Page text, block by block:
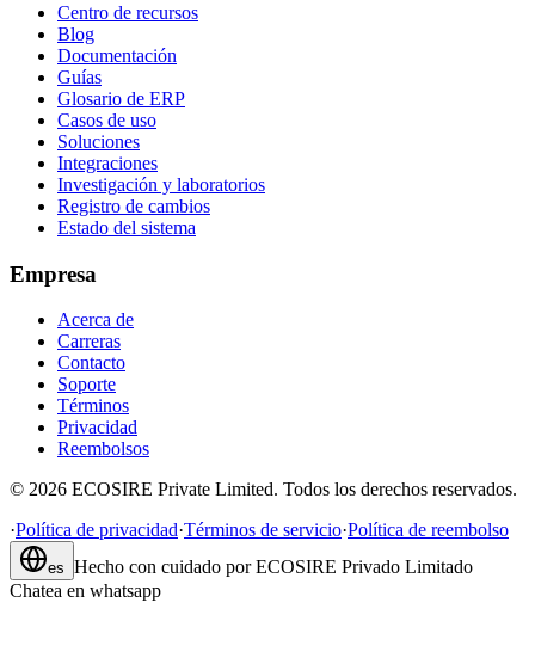
Centro de recursos
Blog
Documentación
Guías
Glosario de ERP
Casos de uso
Soluciones
Integraciones
Investigación y laboratorios
Registro de cambios
Estado del sistema
Empresa
Acerca de
Carreras
Contacto
Soporte
Términos
Privacidad
Reembolsos
© 2026 ECOSIRE Private Limited. Todos los derechos reservados.
·Política de privacidad·Términos de servicio·Política de reembolso
es Hecho con cuidado por ECOSIRE Privado Limitado
Chatea en whatsapp